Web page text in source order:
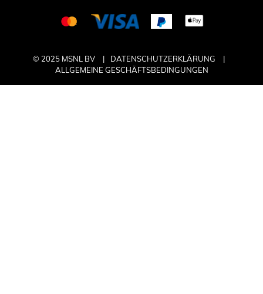
© 2025 MSNL BV
DATENSCHUTZERKLÄRUNG
ALLGEMEINE GESCHÄFTSBEDINGUNGEN